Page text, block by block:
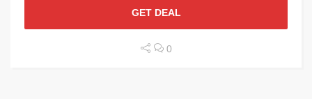
GET DEAL
0